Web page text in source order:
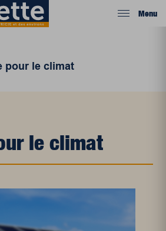
Menu
pour le climat
le climat